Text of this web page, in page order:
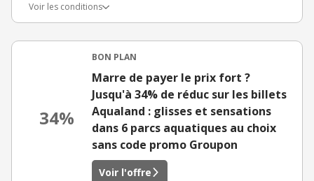
Voir les conditions
34%
BON PLAN
Marre de payer le prix fort ?
Jusqu'à 34% de réduc sur les billets
Aqualand : glisses et sensations
dans 6 parcs aquatiques au choix
sans code promo Groupon
Voir l'offre